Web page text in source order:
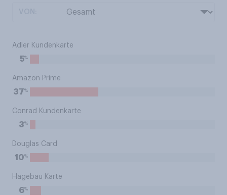
Adler Kundenkarte
5%
Amazon Prime
37%
Conrad Kundenkarte
3%
Douglas Card
10%
Hagebau Karte
6%